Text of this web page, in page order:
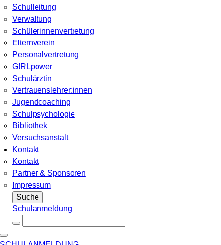
Schulleitung
Verwaltung
Schülerinnenvertretung
Elternverein
Personalvertretung
G!RLpower
Schulärztin
Vertrauenslehrer:innen
Jugendcoaching
Schulpsychologie
Bibliothek
Versuchsanstalt
Kontakt
Kontakt
Partner & Sponsoren
Impressum
Suche
Schulanmeldung